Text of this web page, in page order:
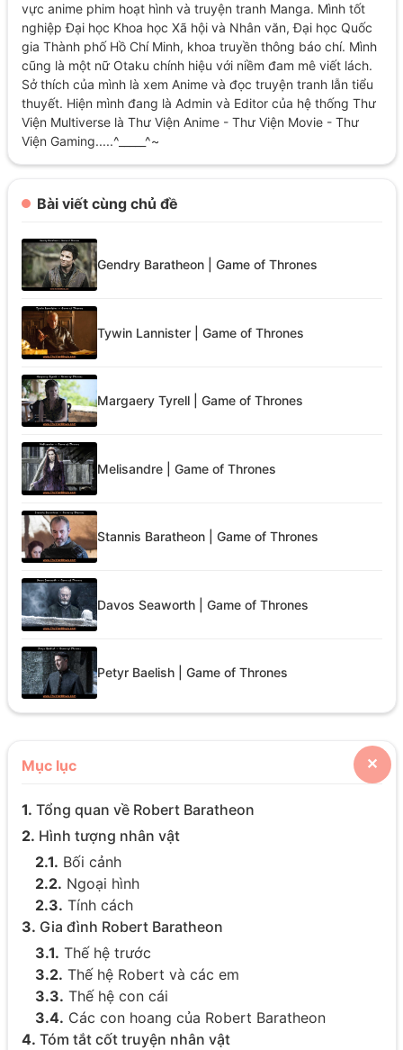
vực anime phim hoạt hình và truyện tranh Manga. Mình tốt
nghiệp Đại học Khoa học Xã hội và Nhân văn, Đại học Quốc
gia Thành phố Hồ Chí Minh, khoa truyền thông báo chí. Mình
cũng là một nữ Otaku chính hiệu với niềm đam mê viết lách.
Sở thích của mình là xem Anime và đọc truyện tranh lẫn tiểu
thuyết. Hiện mình đang là Admin và Editor của hệ thống Thư
Viện Multiverse là Thư Viện Anime - Thư Viện Movie - Thư
Viện Gaming.....^_____^~
Bài viết cùng chủ đề
Gendry Baratheon | Game of Thrones
Tywin Lannister | Game of Thrones
Margaery Tyrell | Game of Thrones
Melisandre | Game of Thrones
Stannis Baratheon | Game of Thrones
Davos Seaworth | Game of Thrones
Petyr Baelish | Game of Thrones
✕
Mục lục
1. Tổng quan về Robert Baratheon
2. Hình tượng nhân vật
2.1. Bối cảnh
2.2. Ngoại hình
2.3. Tính cách
3. Gia đình Robert Baratheon
3.1. Thế hệ trước
3.2. Thế hệ Robert và các em
3.3. Thế hệ con cái
3.4. Các con hoang của Robert Baratheon
4. Tóm tắt cốt truyện nhân vật